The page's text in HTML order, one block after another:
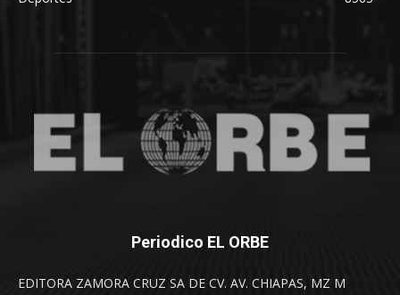
Periodico EL ORBE
EDITORA ZAMORA CRUZ SA DE CV. AV. CHIAPAS, MZ M